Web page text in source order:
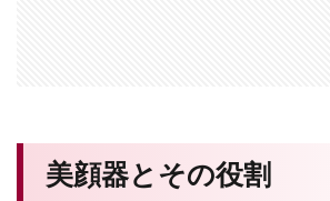
美顔器とその役割